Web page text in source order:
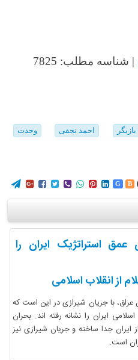
| شناسه مطلب: 7825
بازیگر احمد نجفی
وحدت
        G B
عمق استراتژیک ایران را
از انقلاب اسلامی
با جریان شیرازی در این است که
ایران را نشانه رفته اند. بحران
ایران جدا ساخته و جریان شیرازی نیز
است.